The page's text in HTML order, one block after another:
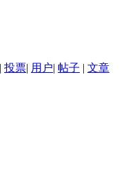
| 投票| 用户| 帖子 | 文章